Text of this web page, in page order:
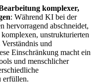
komplexer,
: Während KI bei der
hervorragend abschneidet,
unstrukturierten
und
Einschränkung macht ein
und menschlicher
erfüllen.